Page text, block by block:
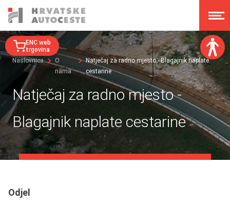
Veličina fonta:
A A A A
Disleksija:
ENC web
trgovina
Naslovnica
O
nama
Natječaj za radno mjesto - Blagajnik naplate
cestarine
Natječaj za radno mjesto -
Blagajnik naplate cestarine
Odjel